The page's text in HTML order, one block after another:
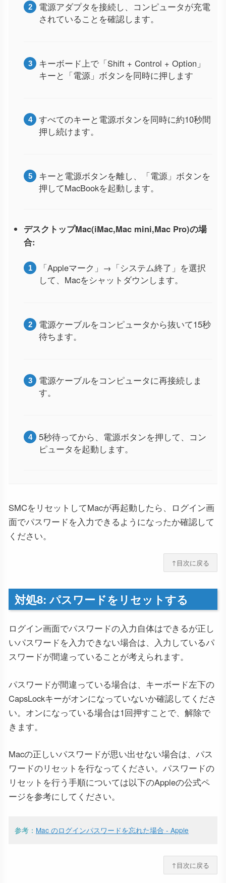
電源アダプタを接続し、コンピュータが充電
されていることを確認します。
キーボード上で「Shift + Control + Option」
キーと「電源」ボタンを同時に押します
すべてのキーと電源ボタンを同時に約10秒間
押し続けます。
キーと電源ボタンを離し、「電源」ボタンを
押してMacBookを起動します。
デスクトップMac(iMac,Mac mini,Mac Pro)の場
合:
「Appleマーク」→「システム終了」を選択
して、Macをシャットダウンします。
電源ケーブルをコンピュータから抜いて15秒
待ちます。
電源ケーブルをコンピュータに再接続しま
す。
5秒待ってから、電源ボタンを押して、コン
ピュータを起動します。
SMCをリセットしてMacが再起動したら、ログイン画
面でパスワードを入力できるようになったか確認して
ください。
↑目次に戻る
対処8: パスワードをリセットする
ログイン画面でパスワードの入力自体はできるが正し
いパスワードを入力できない場合は、入力しているパ
スワードが間違っていることが考えられます。
パスワードが間違っている場合は、キーボード左下の
CapsLockキーがオンになっていないか確認してくださ
い。オンになっている場合は1回押すことで、解除で
きます。
Macの正しいパスワードが思い出せない場合は、パス
ワードのリセットを行なってください。パスワードの
リセットを行う手順については以下のAppleの公式ペ
ージを参考にしてください。
参考： Mac のログインパスワードを忘れた場合 - Apple
↑目次に戻る